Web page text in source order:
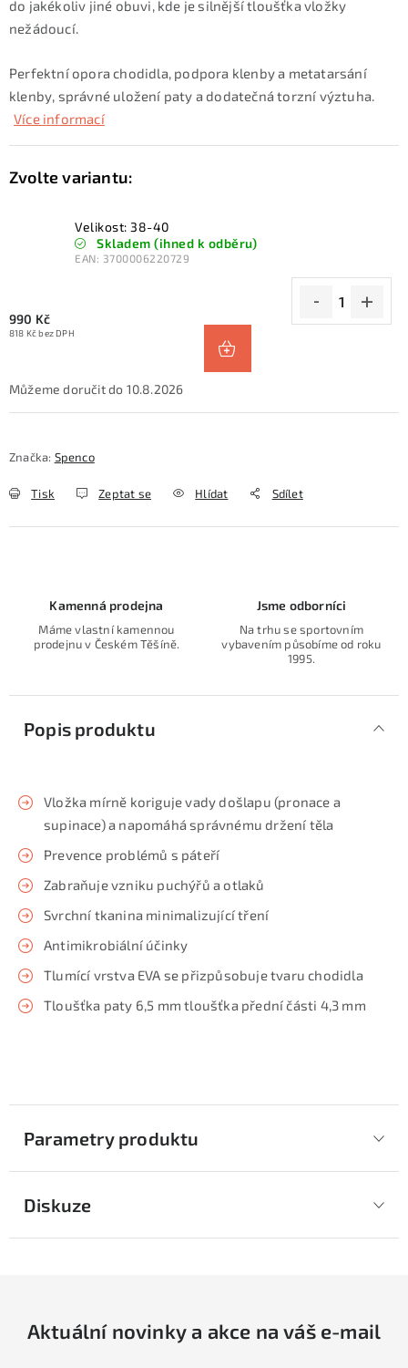
do jakékoliv jiné obuvi, kde je silnější tloušťka vložky
nežádoucí.
Perfektní opora chodidla, podpora klenby a metatarsání
klenby, správné uložení paty a dodatečná torzní výztuha.
Více informací
Velikost: 38-40
Skladem (ihned k odběru)
EAN: 3700006220729
990 Kč
818 Kč bez DPH
10.8.2026
Značka: Spenco
Tisk Zeptat se Hlídat Sdílet
Kamenná prodejna
Máme vlastní kamennou
prodejnu v Českém Těšíně.
Jsme odborníci
Na trhu se sportovním
vybavením působíme od roku
1995.
Popis produktu
Vložka mírně koriguje vady došlapu (pronace a
supinace) a napomáhá správnému držení těla
Prevence problémů s páteří
Zabraňuje vzniku puchýřů a otlaků
Svrchní tkanina minimalizující tření
Antimikrobiální účinky
Tlumící vrstva EVA se přizpůsobuje tvaru chodidla
Tloušťka paty 6,5 mm tloušťka přední části 4,3 mm
Parametry produktu
Diskuze
Aktuální novinky a akce na váš e-mail